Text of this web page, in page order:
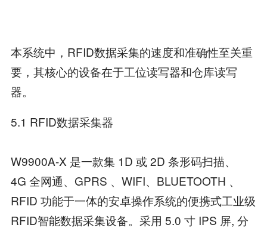
本系统中，RFID数据采集的速度和准确性至关重
要，其核心的设备在于工位读写器和仓库读写
器。
5.1 RFID数据采集器
W9900A-X 是一款集 1D 或 2D 条形码扫描、
4G 全网通、GPRS 、WIFI、BLUETOOTH 、
RFID 功能于一体的安卓操作系统的便携式工业级
RFID智能数据采集设备。采用 5.0 寸 IPS 屏, 分